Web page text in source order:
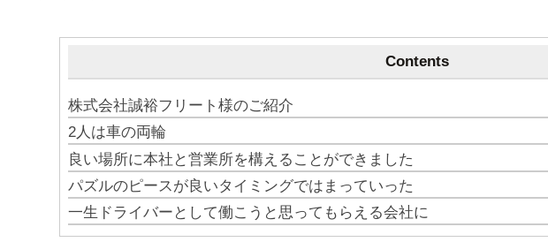
Contents
株式会社誠裕フリート様のご紹介
2人は車の両輪
良い場所に本社と営業所を構えることができました
パズルのピースが良いタイミングではまっていった
一生ドライバーとして働こうと思ってもらえる会社に